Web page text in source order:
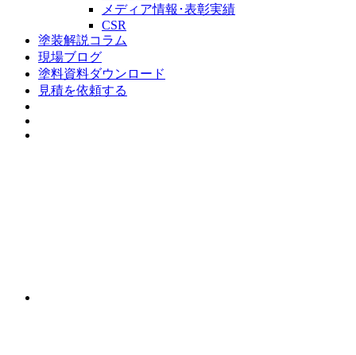
メディア情報･表彰実績
CSR
塗装解説コラム
現場ブログ
塗料資料ダウンロード
見積を依頼する